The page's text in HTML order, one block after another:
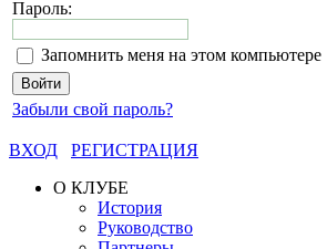
Пароль:
Запомнить меня на этом компьютере
Забыли свой пароль?
ВХОД
РЕГИСТРАЦИЯ
О КЛУБЕ
История
Руководство